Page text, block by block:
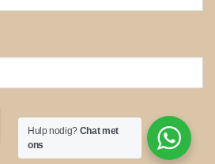
Hulp nodig? Chat met
ons